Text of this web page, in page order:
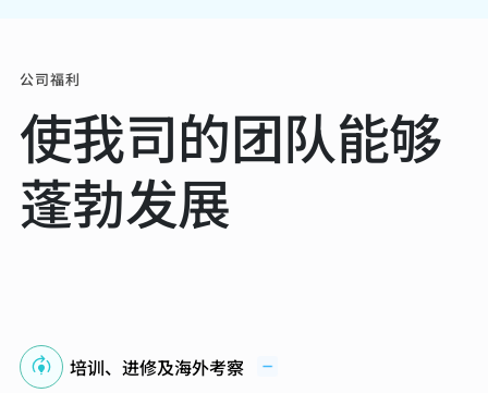
公司福利
使我司的团队能够
蓬勃发展
培训、进修及海外考察